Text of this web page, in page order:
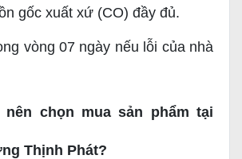
gốc xuất xứ (CO) đầy đủ.
vòng 07 ngày nếu lỗi của nhà
nên chọn mua sản phẩm tại
Thịnh Phát?